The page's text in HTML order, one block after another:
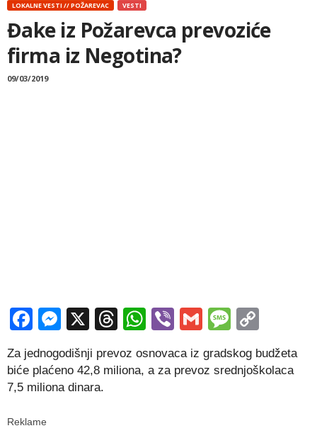
LOKALNE VESTI // POŽAREVAC VESTI
Đake iz Požarevca prevoziće
firma iz Negotina?
09/03/2019
Facebook
Messenger
X Threads
WhatsApp
ViberGmail
Link
Za jednogodišnji prevoz osnovaca iz gradskog budžeta
biće plaćeno 42,8 miliona, a za prevoz srednjoškolaca
7,5 miliona dinara.
Reklame